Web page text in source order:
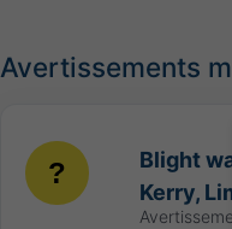
Avertissements
Blight
Kerry,